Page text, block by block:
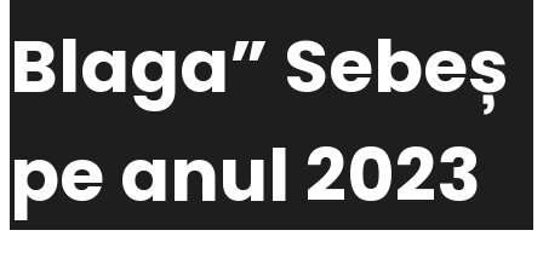
Blaga” Sebeș
pe anul 2023